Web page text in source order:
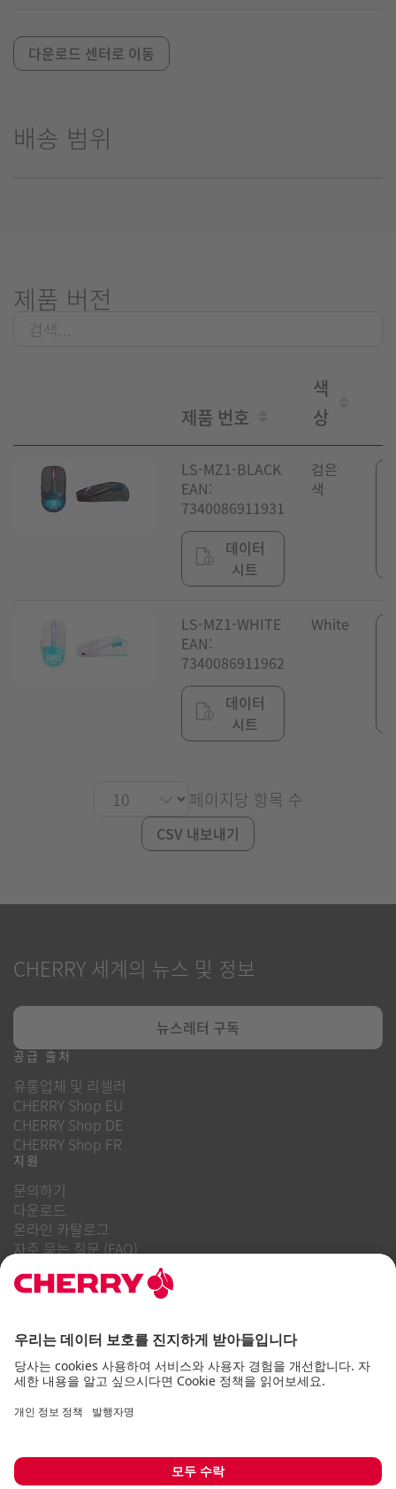
다운로드 센터로 이동
배송 범위
제품 버전
제품 번호
색
상
LS-MZ1-BLACK
EAN:
7340086911931
데이터
시트
검은
색
LS-MZ1-WHITE
EAN:
7340086911962
데이터
시트
White
페이지당 항목 수
CSV 내보내기
CHERRY 세계의 뉴스 및 정보
뉴스레터 구독
공급 출처
유통업체 및 리셀러
CHERRY Shop EU
CHERRY Shop DE
CHERRY Shop FR
지원
문의하기
다운로드
온라인 카탈로그
자주 묻는 질문 (FAQ)
경력
내부 고발 시스템
비즈니스 행동 강령
사용 고지데이터 개인 정보 보호